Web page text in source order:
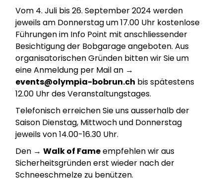
Vom 4. Juli bis 26. September 2024 werden
jeweils am Donnerstag um 17.00 Uhr kostenlose
Führungen im Info Point mit anschliessender
Besichtigung der Bobgarage angeboten. Aus
organisatorischen Gründen bitten wir Sie um
eine Anmeldung per Mail an →
events@olympia-bobrun.ch bis spätestens
12.00 Uhr des Veranstaltungstages.
Telefonisch erreichen Sie uns ausserhalb der
Saison Dienstag, Mittwoch und Donnerstag
jeweils von 14.00-16.30 Uhr.
Den →Walk of Fameempfehlen wir aus
Sicherheitsgründen erst wieder nach der
Schneeschmelze zu benützen.